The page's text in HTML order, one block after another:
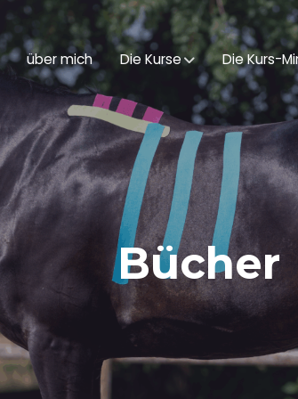
über mich Die Kurse Die Kurs-
Bücher